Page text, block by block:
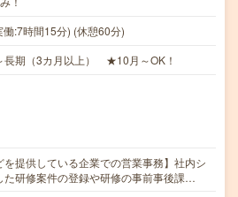
:7時間15分) (休憩60分)
長期（3カ月以上） ★10月～OK！
を提供している企業での営業事務】社内シ
た研修案件の登録や研修の事前事後課…